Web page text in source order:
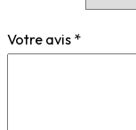
Votre avis *